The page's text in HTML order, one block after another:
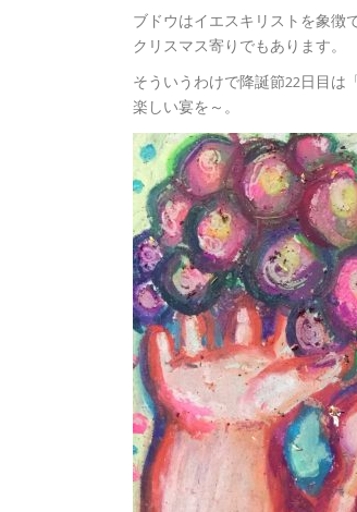
ブドウはイエスキリストを象徴
クリスマス寄りでもあります。
そういうわけで降誕節22日目は
楽しい宴を～。